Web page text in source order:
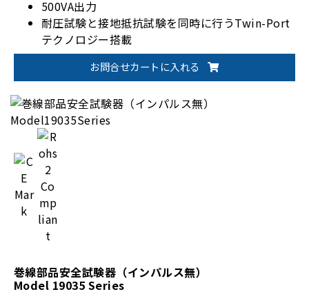
500VA出力
耐圧試験と接地抵抗試験を同時に行うTwin-Port
テクノロジー搭載
解放/短絡検出機能(OSC)
お問合せカートに入れる
巻線部品安全試験器（インパルス無）
Model 19035 Series